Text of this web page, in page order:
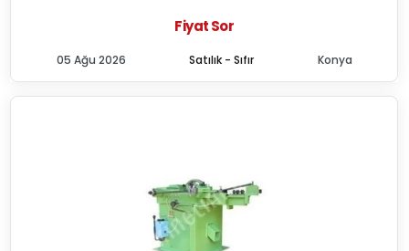
Fiyat Sor
Satılık - Sıfır
05 Ağu 2026 Konya